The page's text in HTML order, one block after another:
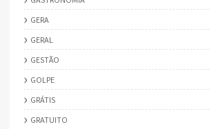
GERA
GERAL
GESTÃO
GOLPE
GRÁTIS
GRATUITO